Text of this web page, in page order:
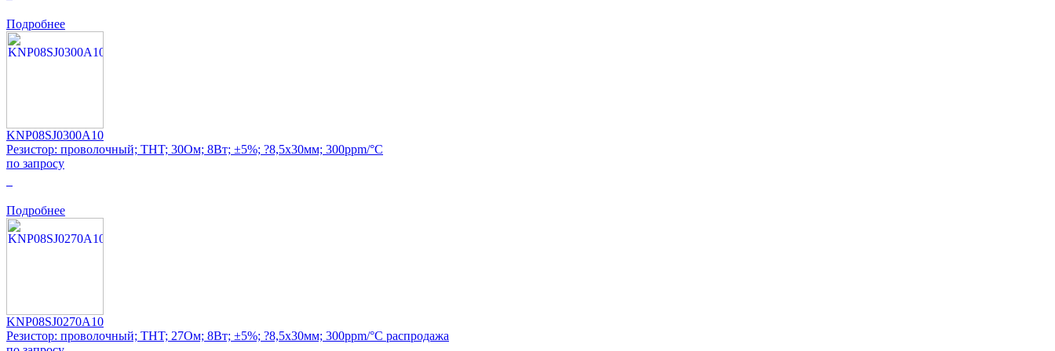
Подробнее
KNP08SJ0300A10
Резистор: проволочный; THT; 30Ом; 8Вт; ±5%; ?8,5x30мм; 300ppm/°C
по запросу
Подробнее
KNP08SJ0270A10
Резистор: проволочный; THT; 27Ом; 8Вт; ±5%; ?8,5x30мм; 300ppm/°C распродажа